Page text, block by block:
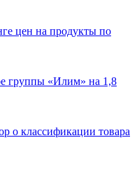
цен на продукты по
группы «Илим» на 1,8
о классификации товара